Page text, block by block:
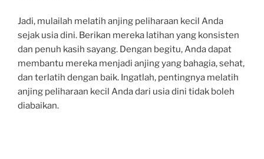
Jadi, mulailah melatih anjing peliharaan kecil Anda
sejak usia dini. Berikan mereka latihan yang konsisten
dan penuh kasih sayang. Dengan begitu, Anda dapat
membantu mereka menjadi anjing yang bahagia, sehat,
dan terlatih dengan baik. Ingatlah, pentingnya melatih
anjing peliharaan kecil Anda dari usia dini tidak boleh
diabaikan.